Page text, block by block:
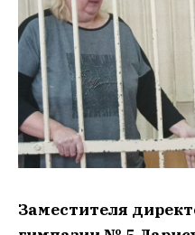
Заместителя